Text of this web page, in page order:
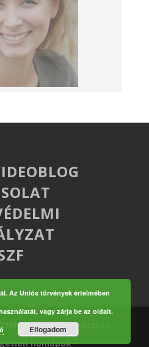
| weboldal készítés:
honlapok
Az Uniós törvények értelmében
vagy zárja be az oldalt.
Elfogadom